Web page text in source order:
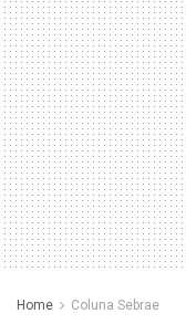
Home Coluna Sebrae